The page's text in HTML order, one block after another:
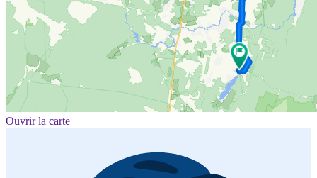
Ouvrir la carte